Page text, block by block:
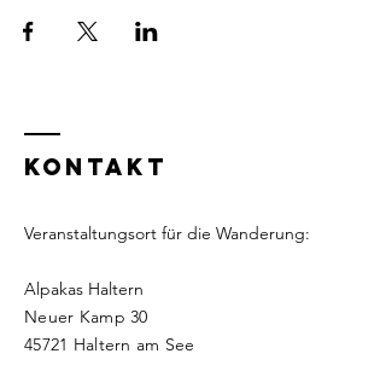
KONTAKT
Veranstaltungsort für die Wanderung:
Alpakas Haltern
Neuer Kamp 30
​​45721 Haltern am See